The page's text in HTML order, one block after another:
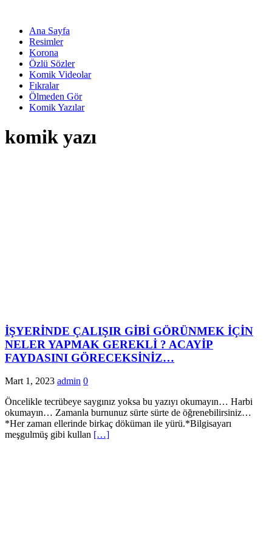
Ana Sayfa
Resimler
Korona
Özlü Sözler
Komik Videolar
Fıkralar
Ölmeden Gör
Komik Yazılar
komik yazı
İŞYERİNDE ÇALIŞIR GİBİ GÖRÜNMEK İÇİN
NELER YAPMAK GEREKLİ ? ACAYİP
FAYDASINI GÖRECEKSİNİZ…
Mart 1, 2023 admin 0
Öncelikle tecrübeye saygınız yoksa bu yazıyı okumayın… Harbi
okumayın… Zamanla burnunuz sürte sürte de öğrenebilirsiniz…
*Her zaman ellerinde birkaç döküman ile yürü.*Bilgisayarı
meşgulmüş gibi kullan […]